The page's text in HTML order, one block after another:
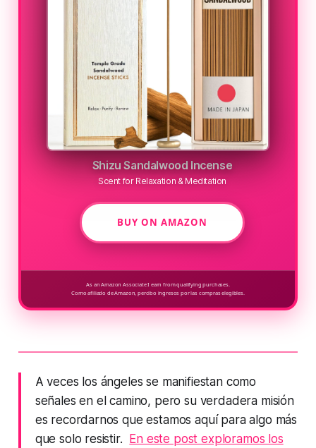
Shizu Sandalwood Incense
Scent for Relaxation & Meditation
BUY ON AMAZON
As an Amazon Associate I earn from qualifying purchases.
Como afiliado de Amazon, percibo ingresos por las compras elegibles.
A veces los ángeles se manifiestan como
señales en el camino, pero su verdadera misión
es recordarnos que estamos aquí para algo más
que solo resistir. En este post exploramos los